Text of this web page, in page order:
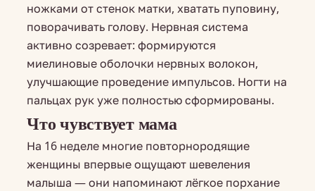
ножками от стенок матки, хватать пуповину,
поворачивать голову. Нервная система
активно созревает: формируются
миелиновые оболочки нервных волокон,
улучшающие проведение импульсов. Ногти на
пальцах рук уже полностью сформированы.
Что чувствует мама
На 16 неделе многие повторнородящие
женщины впервые ощущают шевеления
малыша — они напоминают лёгкое порхание